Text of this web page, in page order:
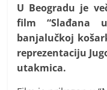
v
n
i
h
U Beogradu je
film “Slađana
banjalučkoj
reprezentaciju
utakmica.